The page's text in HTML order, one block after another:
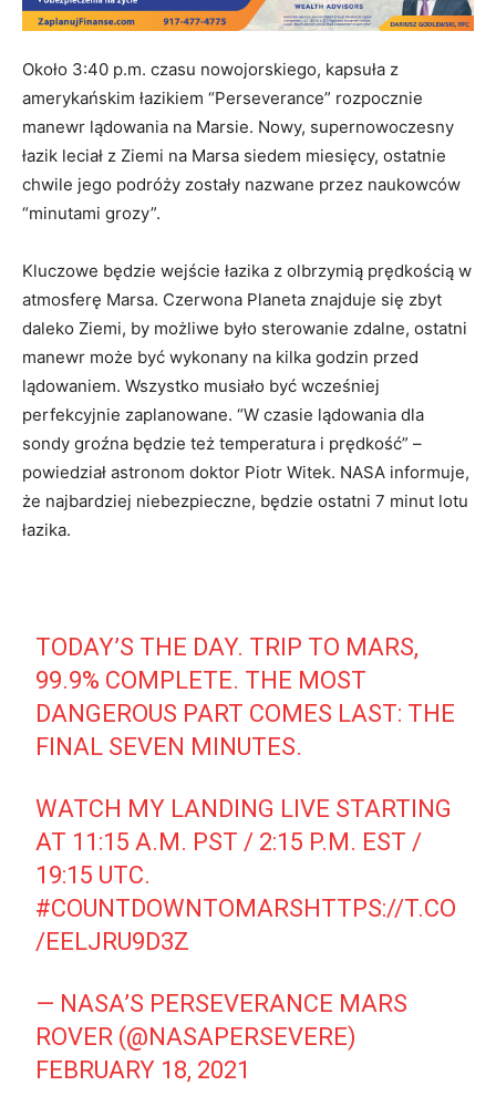
Około 3:40 p.m. czasu nowojorskiego, kapsuła z
amerykańskim łazikiem “Perseverance” rozpocznie
manewr lądowania na Marsie. Nowy, supernowoczesny
łazik leciał z Ziemi na Marsa siedem miesięcy, ostatnie
chwile jego podróży zostały nazwane przez naukowców
“minutami grozy”.
Kluczowe będzie wejście łazika z olbrzymią prędkością w
atmosferę Marsa. Czerwona Planeta znajduje się zbyt
daleko Ziemi, by możliwe było sterowanie zdalne, ostatni
manewr może być wykonany na kilka godzin przed
lądowaniem. Wszystko musiało być wcześniej
perfekcyjnie zaplanowane. “W czasie lądowania dla
sondy groźna będzie też temperatura i prędkość” –
powiedział astronom doktor Piotr Witek. NASA informuje,
że najbardziej niebezpieczne, będzie ostatni 7 minut lotu
łazika.
TODAY’S THE DAY. TRIP TO MARS,
99.9% COMPLETE. THE MOST
DANGEROUS PART COMES LAST: THE
FINAL SEVEN MINUTES.
WATCH MY LANDING LIVE STARTING
AT 11:15 A.M. PST / 2:15 P.M. EST /
19:15 UTC.
#COUNTDOWNTOMARSHTTPS://T.CO
/EELJRU9D3Z
— NASA’S PERSEVERANCE MARS
ROVER (@NASAPERSEVERE)
FEBRUARY 18, 2021